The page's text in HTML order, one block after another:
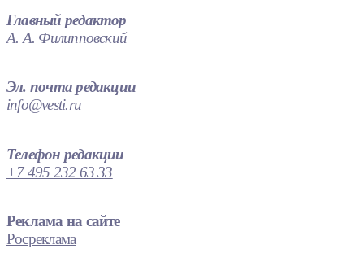
Главный редактор
А. А. Филипповский
Эл. почта редакции
info@vesti.ru
Телефон редакции
+7 495 232 63 33
Реклама на сайте
Росреклама